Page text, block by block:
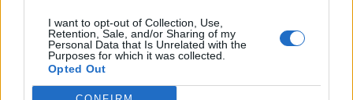
I want to opt-out of Collection, Use,
Retention, Sale, and/or Sharing of my
Personal Data that Is Unrelated with the
Purposes for which it was collected.
Opted Out